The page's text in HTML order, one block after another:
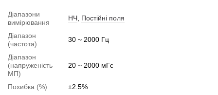
Діапазони
вимірювання
НЧ Постійні поля
Діапазон
(частота)
30 ~ 2000 Гц
Діапазон
(напруженість
МП)
20 ~ 2000 мГс
Похибка (%)
±2.5%